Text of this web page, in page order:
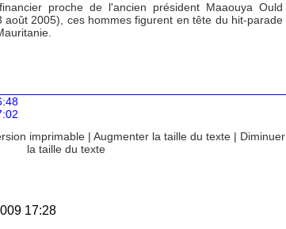
financier proche de l'ancien président Maaouya Ould
août 2005), ces hommes figurent en tête du hit-parade
imprimable | Augmenter la taille du texte | Diminuer
la taille du texte
17:28